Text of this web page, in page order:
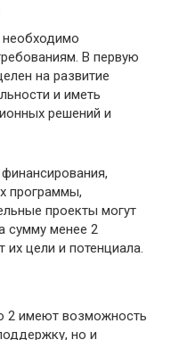
необходимо
В первую
на развитие
и иметь
решений и
программы,
проекты могут
сумму менее 2
их цели и потенциала.
2 имеют возможность
но и